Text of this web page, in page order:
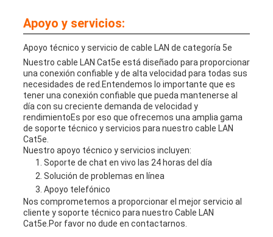
Apoyo y servicios:
Apoyo técnico y servicio de cable LAN de categoría 5e
Nuestro cable LAN Cat5e está diseñado para proporcionar
una conexión confiable y de alta velocidad para todas sus
necesidades de red.Entendemos lo importante que es
tener una conexión confiable que pueda mantenerse al
día con su creciente demanda de velocidad y
rendimientoEs por eso que ofrecemos una amplia gama
de soporte técnico y servicios para nuestro cable LAN
Cat5e.
Nuestro apoyo técnico y servicios incluyen:
Soporte de chat en vivo las 24 horas del día
Solución de problemas en línea
Apoyo telefónico
Nos comprometemos a proporcionar el mejor servicio al
cliente y soporte técnico para nuestro Cable LAN
Cat5e.Por favor no dude en contactarnos.